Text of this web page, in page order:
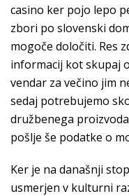
casino ker pojo lepo
zbori po slovenski
mogoče določiti. Res
informacij kot skupaj
vendar za večino jim
sedaj potrebujemo
družbenega
pošlje še podatke o
Ker je na današnji
usmerjen v kulturni